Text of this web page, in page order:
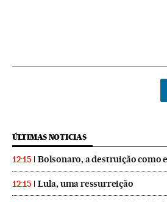
ÚLTIMAS NOTICIAS
12:15 Bolsonaro, a destruição como
12:15 Lula, uma ressurreição